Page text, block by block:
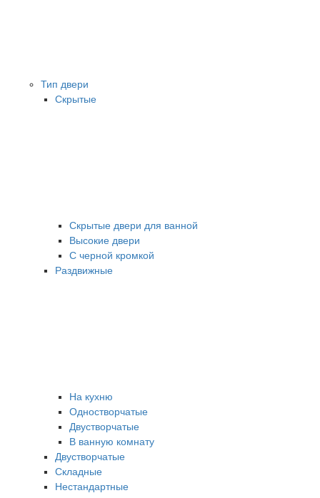
Тип двери
Скрытые
Скрытые двери для ванной
Высокие двери
С черной кромкой
Раздвижные
На кухню
Одностворчатые
Двустворчатые
В ванную комнату
Двустворчатые
Складные
Нестандартные